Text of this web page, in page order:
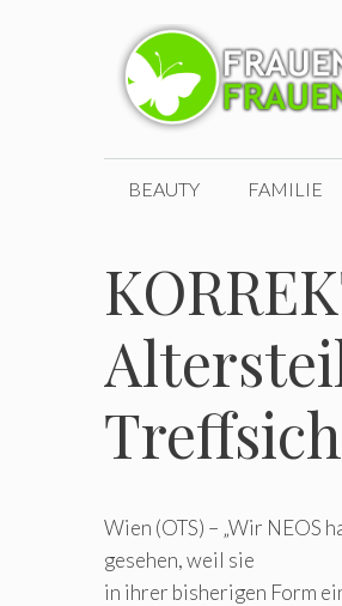
BEAUTY FAMILIE
Wien (OTS) – „Wir NEOS
gesehen, weil sie
in ihrer bisherigen Form